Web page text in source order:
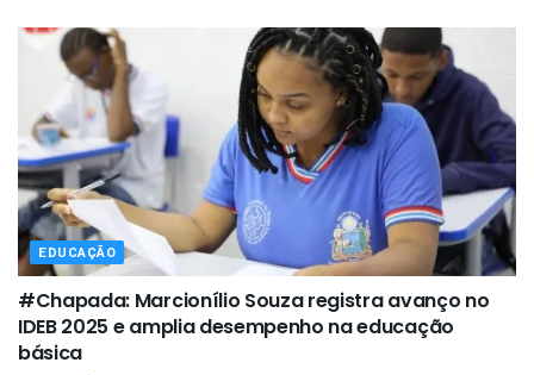
EDUCAÇÃO
#Chapada: Marcionílio Souza registra avanço no
IDEB 2025 e amplia desempenho na educação
básica